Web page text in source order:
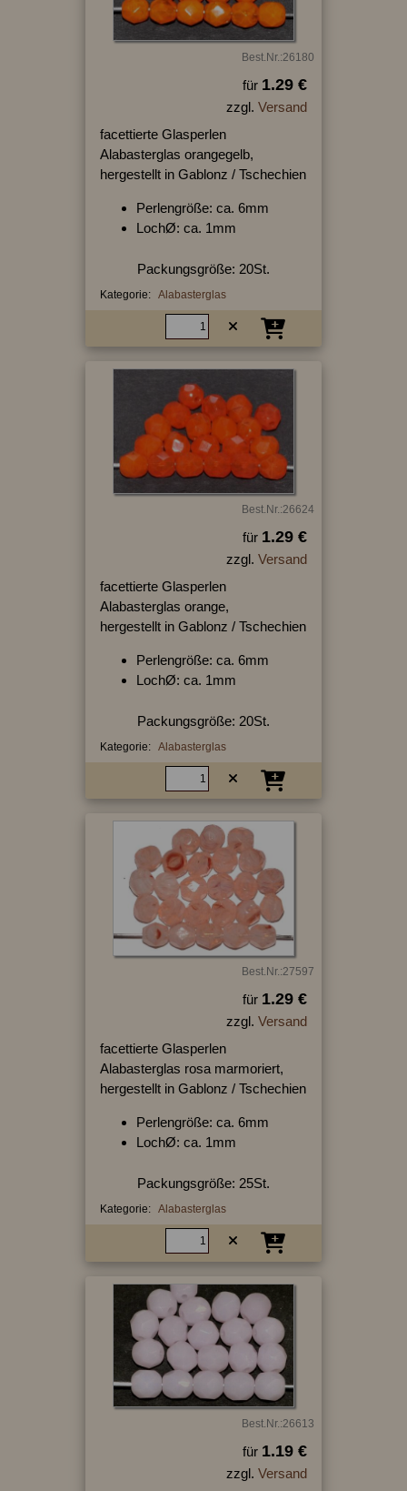
Best.Nr.:26180
für 1.29 €
zzgl. Versand
facettierte Glasperlen
Alabasterglas orangegelb,
hergestellt in Gablonz / Tschechien
Perlengröße: ca. 6mm
LochØ: ca. 1mm
Packungsgröße: 20St.
Kategorie: Alabasterglas
Best.Nr.:26624
für 1.29 €
zzgl. Versand
facettierte Glasperlen
Alabasterglas orange,
hergestellt in Gablonz / Tschechien
Perlengröße: ca. 6mm
LochØ: ca. 1mm
Packungsgröße: 20St.
Kategorie: Alabasterglas
Best.Nr.:27597
für 1.29 €
zzgl. Versand
facettierte Glasperlen
Alabasterglas rosa marmoriert,
hergestellt in Gablonz / Tschechien
Perlengröße: ca. 6mm
LochØ: ca. 1mm
Packungsgröße: 25St.
Kategorie: Alabasterglas
Best.Nr.:26613
für 1.19 €
zzgl. Versand